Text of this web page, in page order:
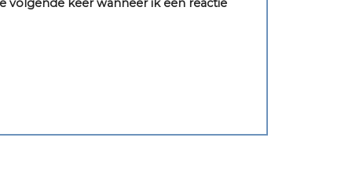
volgende keer wanneer ik een reactie